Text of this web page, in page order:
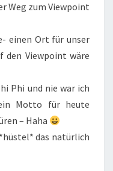
Weg zum Viewpoint
einen Ort für unser
den Viewpoint wäre
Phi und nie war ich
Motto für heute
– Haha
das natürlich